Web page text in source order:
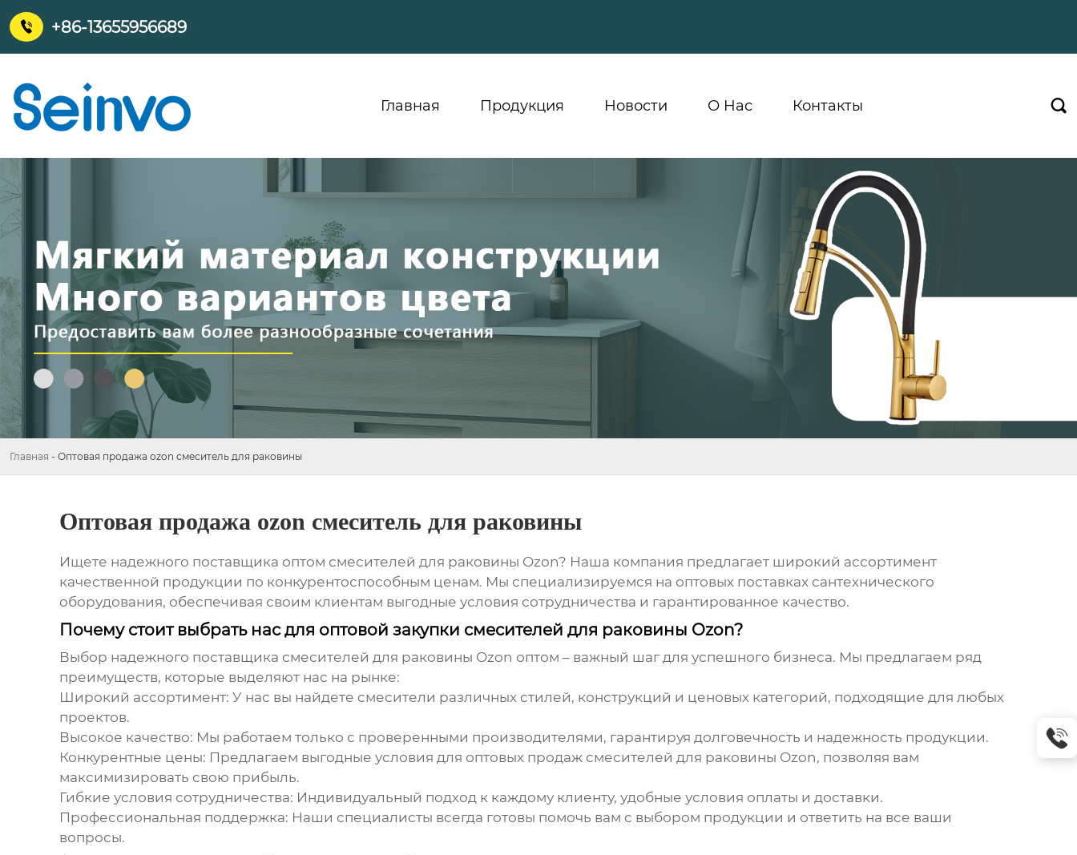
 +86-13655956689
Главная Продукция Новости О Hас Контакты 
Главная - Оптовая продажа ozon смеситель для раковины
Оптовая продажа ozon смеситель для раковины
Ищете надежного поставщика оптом смесителей для раковины Ozon? Наша компания предлагает широкий ассортимент
качественной продукции по конкурентоспособным ценам. Мы специализируемся на оптовых поставках сантехнического
оборудования, обеспечивая своим клиентам выгодные условия сотрудничества и гарантированное качество.
Почему стоит выбрать нас для оптовой закупки смесителей для раковины Ozon?
Выбор надежного поставщика смесителей для раковины Ozon оптом – важный шаг для успешного бизнеса. Мы предлагаем ряд
преимуществ, которые выделяют нас на рынке:
Широкий ассортимент: У нас вы найдете смесители различных стилей, конструкций и ценовых категорий, подходящие для любых
проектов.
Высокое качество: Мы работаем только с проверенными производителями, гарантируя долговечность и надежность продукции.
Конкурентные цены: Предлагаем выгодные условия для оптовых продаж смесителей для раковины Ozon, позволяя вам
максимизировать свою прибыль.
Гибкие условия сотрудничества: Индивидуальный подход к каждому клиенту, удобные условия оплаты и доставки.
Профессиональная поддержка: Наши специалисты всегда готовы помочь вам с выбором продукции и ответить на все ваши
вопросы.